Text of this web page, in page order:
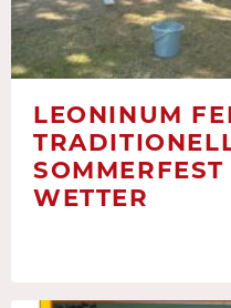
LEONINUM
WETTER